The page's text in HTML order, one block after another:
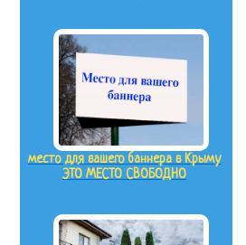
место для вашего баннера в Крыму
ЭТО МЕСТО СВОБОДНО